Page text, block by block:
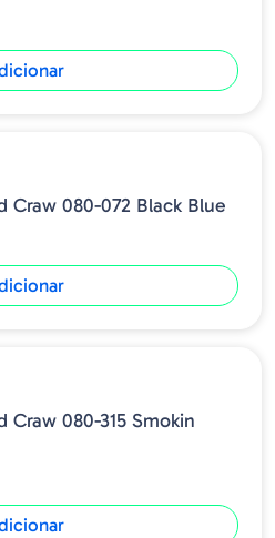
Craw 080-072 Black Blue
080-315 Smokin